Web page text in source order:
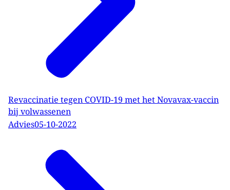
Revaccinatie tegen COVID-19 met het Novavax-vaccin
bij volwassenen
Advies05-10-2022